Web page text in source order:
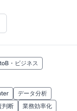
・ビジネス
データ分析
判断
業務効率化